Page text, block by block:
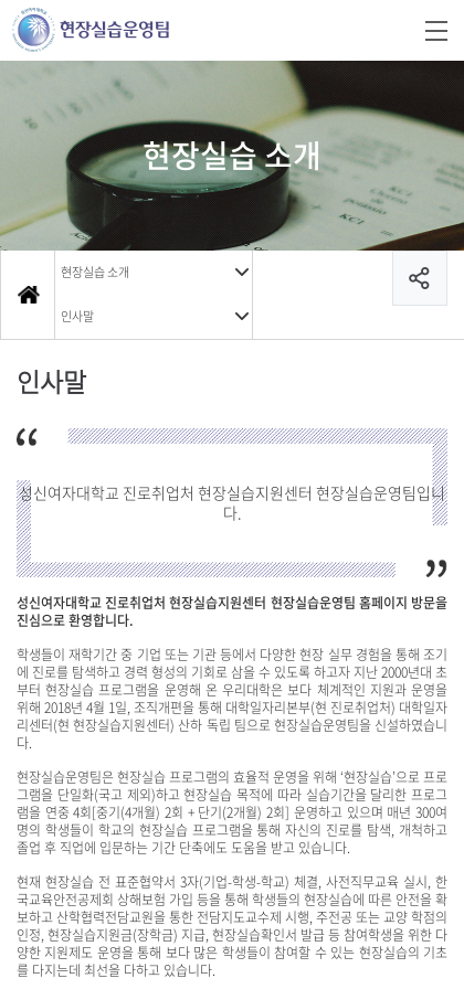
현장실습 소개
현장실습 소개
인사말
인사말
성신여자대학교 진로취업처 현장실습지원센터 현장실습운영팀입니
다.
성신여자대학교 진로취업처 현장실습지원센터 현장실습운영팀 홈페이지 방문을
진심으로 환영합니다.
학생들이 재학기간 중 기업 또는 기관 등에서 다양한 현장 실무 경험을 통해 조기
에 진로를 탐색하고 경력 형성의 기회로 삼을 수 있도록 하고자 지난 2000년대 초
부터 현장실습 프로그램을 운영해 온 우리대학은 보다 체계적인 지원과 운영을
위해 2018년 4월 1일, 조직개편을 통해 대학일자리본부(현 진로취업처) 대학일자
리센터(현 현장실습지원센터) 산하 독립 팀으로 현장실습운영팀을 신설하였습니
다.
현장실습운영팀은 현장실습 프로그램의 효율적 운영을 위해 ‘현장실습’으로 프로
그램을 단일화(국고 제외)하고 현장실습 목적에 따라 실습기간을 달리한 프로그
램을 연중 4회[중기(4개월) 2회 + 단기(2개월) 2회] 운영하고 있으며 매년 300여
명의 학생들이 학교의 현장실습 프로그램을 통해 자신의 진로를 탐색, 개척하고
졸업 후 직업에 입문하는 기간 단축에도 도움을 받고 있습니다.
현재 현장실습 전 표준협약서 3자(기업-학생-학교) 체결, 사전직무교육 실시, 한
국교육안전공제회 상해보험 가입 등을 통해 학생들의 현장실습에 따른 안전을 확
보하고 산학협력전담교원을 통한 전담지도교수제 시행, 주전공 또는 교양 학점의
인정, 현장실습지원금(장학금) 지급, 현장실습확인서 발급 등 참여학생을 위한 다
양한 지원제도 운영을 통해 보다 많은 학생들이 참여할 수 있는 현장실습의 기초
를 다지는데 최선을 다하고 있습니다.